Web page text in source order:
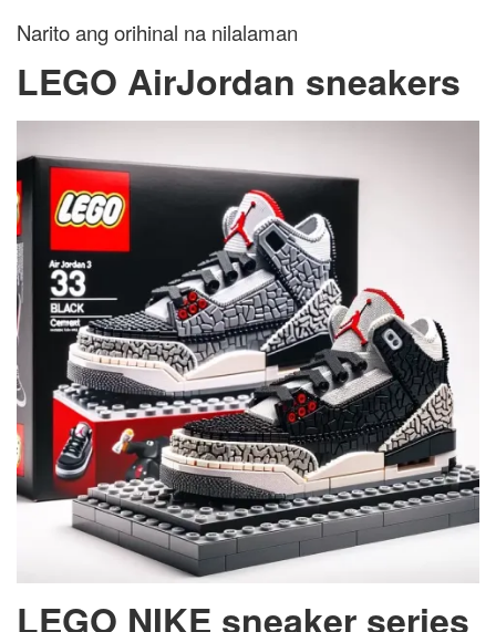
Narito ang orihinal na nilalaman
LEGO AirJordan sneakers
LEGO NIKE sneaker series